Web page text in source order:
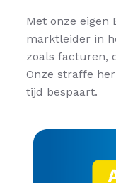
Met onze eigen
marktleider in
zoals facturen,
Onze straffe
tijd bespaart.